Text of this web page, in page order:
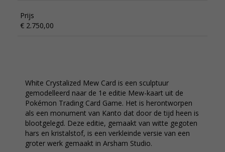
Prijs
€ 2.750,00
White Crystalized Mew Card is een sculptuur
gemodelleerd naar de 1e editie Mew-kaart uit de
Pokémon Trading Card Game. Het is herontworpen
als een monument van Kanto dat door de tijd heen is
blootgelegd. Deze editie, gemaakt van witte gegoten
hars en kristalstof, is een verkleinde versie van een
groter werk gemaakt in Arsham Studio.